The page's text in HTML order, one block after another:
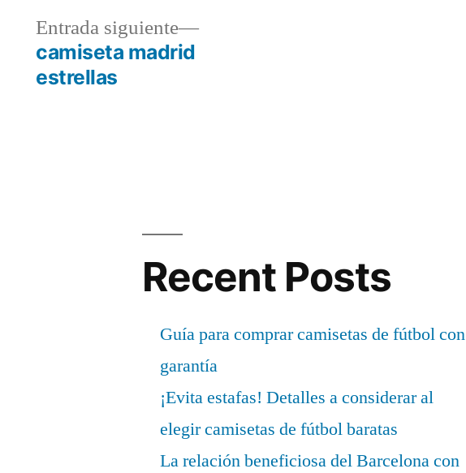
Entrada siguiente
Entrada
camiseta madrid
estrellas
Recent Posts
Guía para comprar camisetas de fútbol con
garantía
¡Evita estafas! Detalles a considerar al
elegir camisetas de fútbol baratas
La relación beneficiosa del Barcelona con